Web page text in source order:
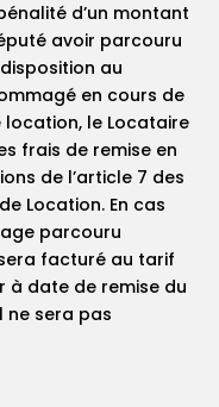
d’un montant
avoir parcouru
au
en cours de
le Locataire
frais de remise en
de l’article 7 des
Location. En cas
parcouru
facturé au tarif
à date de remise du
ne sera pas